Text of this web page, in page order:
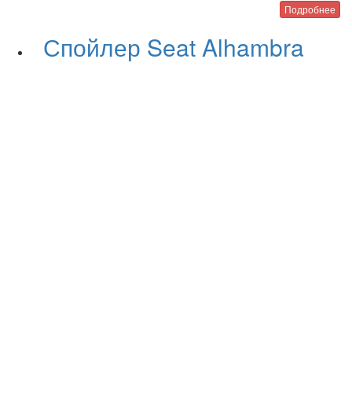
Подробнее
Спойлер Seat Alhambra